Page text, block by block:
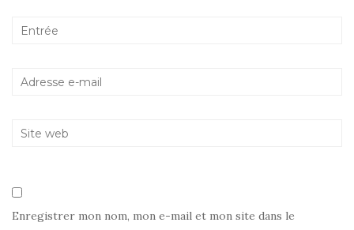
Enregistrer mon nom, mon e-mail et mon site dans le